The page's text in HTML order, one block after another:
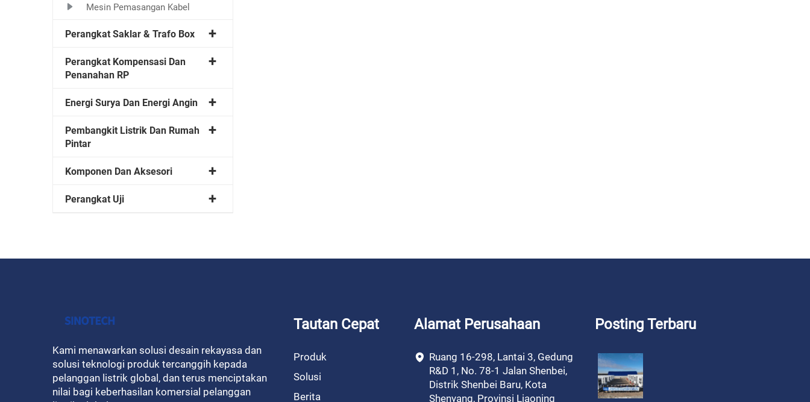
Mesin Pemasangan Kabel
Perangkat Saklar & Trafo Box
Perangkat Kompensasi Dan
Penanahan RP
Energi Surya Dan Energi Angin
Pembangkit Listrik Dan Rumah
Pintar
Komponen Dan Aksesori
Perangkat Uji
Kami menawarkan solusi desain rekayasa dan
solusi teknologi produk tercanggih kepada
pelanggan listrik global, dan terus menciptakan
nilai bagi keberhasilan komersial pelanggan
Tautan Cepat
Produk
Solusi
Berita
Alamat Perusahaan
Ruang 16-298, Lantai 3, Gedung
R&D 1, No. 78-1 Jalan Shenbei,
Distrik Shenbei Baru, Kota
Shenyang, Provinsi Liaoning
Posting Terbaru